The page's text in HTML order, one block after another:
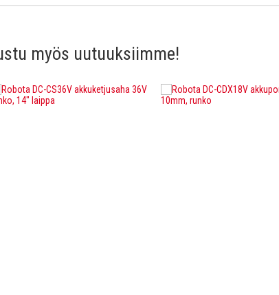
myös uutuuksiimme!